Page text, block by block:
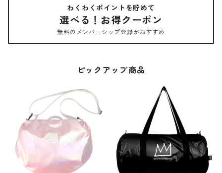
わくわくポイントを貯めて
選べる！お得クーポン
無料のメンバーシップ登録がおすすめ
ピックアップ商品